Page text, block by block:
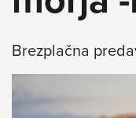
Brezplačna